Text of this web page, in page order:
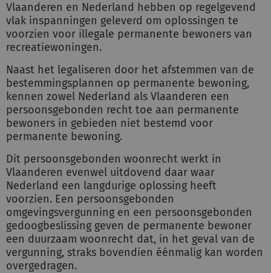
Vlaanderen en Nederland hebben op regelgevend
vlak inspanningen geleverd om oplossingen te
voorzien voor illegale permanente bewoners van
recreatiewoningen.
Naast het legaliseren door het afstemmen van de
bestemmingsplannen op permanente bewoning,
kennen zowel Nederland als Vlaanderen een
persoonsgebonden recht toe aan permanente
bewoners in gebieden niet bestemd voor
permanente bewoning.
Dit persoonsgebonden woonrecht werkt in
Vlaanderen evenwel uitdovend daar waar
Nederland een langdurige oplossing heeft
voorzien. Een persoonsgebonden
omgevingsvergunning en een persoonsgebonden
gedoogbeslissing geven de permanente bewoner
een duurzaam woonrecht dat, in het geval van de
vergunning, straks bovendien éénmalig kan worden
overgedragen.